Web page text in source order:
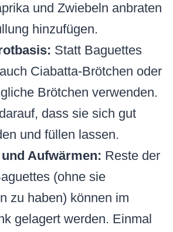
und Zwiebeln anbraten
hinzufügen.
Statt Baguettes
Ciabatta-Brötchen oder
Brötchen verwenden.
dass sie sich gut
und füllen lassen.
Aufwärmen: Reste der
(ohne sie
zu haben) können im
gelagert werden. Einmal